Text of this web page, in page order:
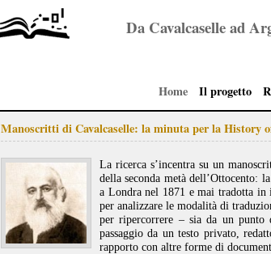
Da Cavalcaselle ad
Home Il progetto
Manoscritti di Cavalcaselle: la minuta per la History
La ricerca s’incentra su un
della seconda metà dell’Ottocento:
a Londra nel 1871 e mai tradotta in
per analizzare le modalità di
per ripercorrere – sia da un
passaggio da un testo privato,
rapporto con altre forme di